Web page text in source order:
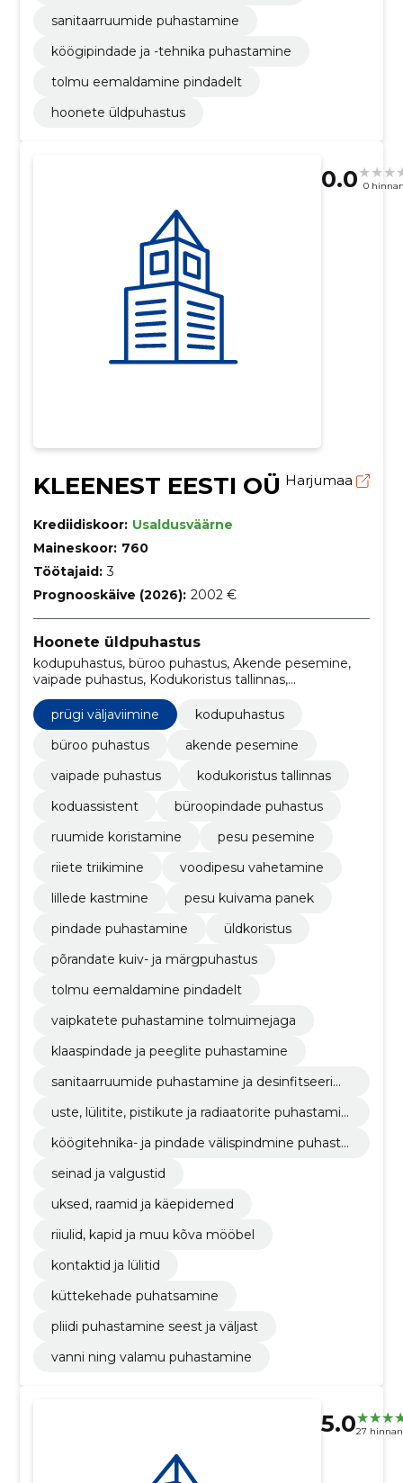
sanitaarruumide puhastamine
köögipindade ja -tehnika puhastamine
tolmu eemaldamine pindadelt
hoonete üldpuhastus
0.0 0
KLEENEST EESTI OÜ Harjumaa
Krediidiskoor: Usaldusväärne
Maineskoor: 760
Töötajaid: 3
Prognooskäive (2026): 2002 €
Hoonete üldpuhastus
kodupuhastus, büroo puhastus, Akende pesemine,
vaipade puhastus, Kodukoristus tallinnas,
koduassistent, büroopindade puhastus, ruumide
koristamine, Pesu pesemine, riiete triikimine
prügi väljaviimine
kodupuhastus
büroo puhastus
akende pesemine
vaipade puhastus
kodukoristus tallinnas
koduassistent
büroopindade puhastus
ruumide koristamine
pesu pesemine
riiete triikimine
voodipesu vahetamine
lillede kastmine
pesu kuivama panek
pindade puhastamine
üldkoristus
põrandate kuiv- ja märgpuhastus
tolmu eemaldamine pindadelt
vaipkatete puhastamine tolmuimejaga
klaaspindade ja peeglite puhastamine
sanitaarruumide puhastamine ja desinfitseerimi
uste, lülitite, pistikute ja radiaatorite puhastamin
köögitehnika- ja pindade välispindmine puhasta
seinad ja valgustid
uksed, raamid ja käepidemed
riiulid, kapid ja muu kõva mööbel
kontaktid ja lülitid
küttekehade puhatsamine
pliidi puhastamine seest ja väljast
vanni ning valamu puhastamine
5.027